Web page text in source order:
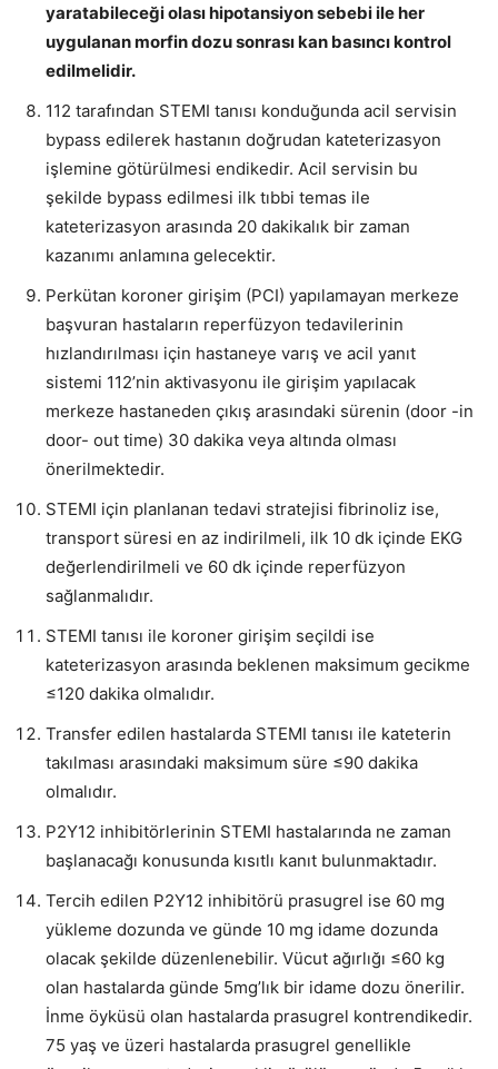
yaratabileceği olası hipotansiyon sebebi ile her
uygulanan morfin dozu sonrası kan basıncı kontrol
edilmelidir.
112 tarafından STEMI tanısı konduğunda acil servisin
bypass edilerek hastanın doğrudan kateterizasyon
işlemine götürülmesi endikedir. Acil servisin bu
şekilde bypass edilmesi ilk tıbbi temas ile
kateterizasyon arasında 20 dakikalık bir zaman
kazanımı anlamına gelecektir.
Perkütan koroner girişim (PCI) yapılamayan merkeze
başvuran hastaların reperfüzyon tedavilerinin
hızlandırılması için hastaneye varış ve acil yanıt
sistemi 112’nin aktivasyonu ile girişim yapılacak
merkeze hastaneden çıkış arasındaki sürenin (door -in
door- out time) 30 dakika veya altında olması
önerilmektedir.
STEMI için planlanan tedavi stratejisi fibrinoliz ise,
transport süresi en az indirilmeli, ilk 10 dk içinde EKG
değerlendirilmeli ve 60 dk içinde reperfüzyon
sağlanmalıdır.
STEMI tanısı ile koroner girişim seçildi ise
kateterizasyon arasında beklenen maksimum gecikme
≤120 dakika olmalıdır.
Transfer edilen hastalarda STEMI tanısı ile kateterin
takılması arasındaki maksimum süre ≤90 dakika
olmalıdır.
P2Y12 inhibitörlerinin STEMI hastalarında ne zaman
başlanacağı konusunda kısıtlı kanıt bulunmaktadır.
Tercih edilen P2Y12 inhibitörü prasugrel ise 60 mg
yükleme dozunda ve günde 10 mg idame dozunda
olacak şekilde düzenlenebilir. Vücut ağırlığı ≤60 kg
olan hastalarda günde 5mg’lık bir idame dozu önerilir.
İnme öyküsü olan hastalarda prasugrel kontrendikedir.
75 yaş ve üzeri hastalarda prasugrel genellikle